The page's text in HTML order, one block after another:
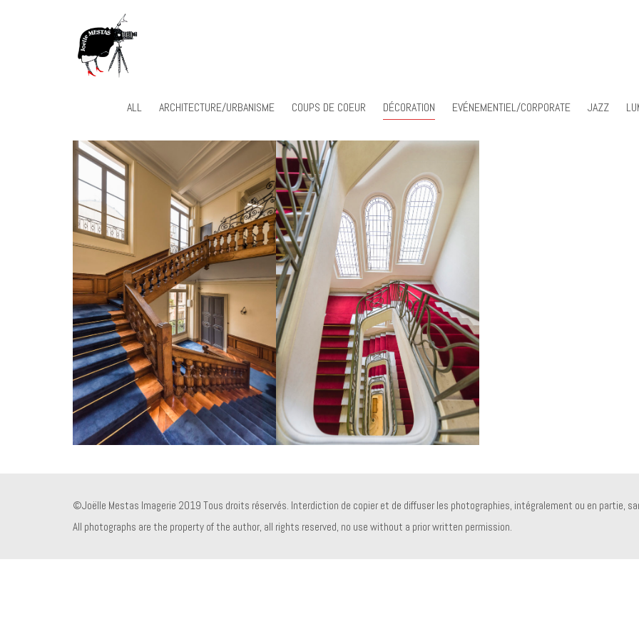
ALL ARCHITECTURE/URBANISME COUPS DE COEUR DÉCORATION EVÉNEMENTIEL/CORPORATE JAZZ
©Joëlle Mestas Imagerie 2019 Tous droits réservés. Interdiction de copier et de diffuser les photographies, intégralement ou en partie,
All photographs are the property of the author, all rights reserved, no use without a prior written permission.